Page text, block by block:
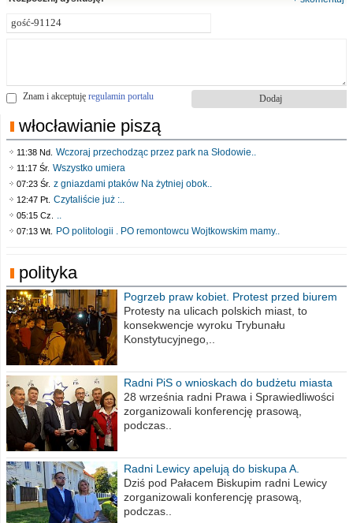
Znam i akceptuję regulamin portalu
włocławianie piszą
11:38 Nd. Wczoraj przechodząc przez park na Słodowie..
11:17 Śr. Wszystko umiera
07:23 Śr. z gniazdami ptaków Na żytniej obok..
12:47 Pt. Czytaliście już :..
05:15 Cz. ..
07:13 Wt. PO politologii . PO remontowcu Wojtkowskim mamy..
polityka
Pogrzeb praw kobiet. Protest przed biurem
poselskim PiS
Protesty na ulicach polskich miast, to
konsekwencje wyroku Trybunału
Konstytucyjnego,..
Radni PiS o wnioskach do budżetu miasta
na 2021 rok
28 września radni Prawa i Sprawiedliwości
zorganizowali konferencję prasową,
podczas..
Radni Lewicy apelują do biskupa A.
Wiesława Meringa
Dziś pod Pałacem Biskupim radni Lewicy
zorganizowali konferencję prasową,
podczas..